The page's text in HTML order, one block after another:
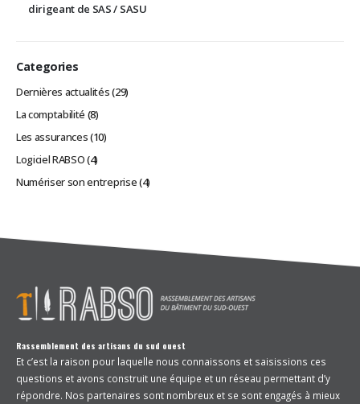
dirigeant de SAS / SASU
Categories
Dernières actualités(29)
La comptabilité (8)
Les assurances(10)
Logiciel RABSO(4)
Numériser son entreprise(4)
Rassemblement des artisans du sud ouest
Et c’est la raison pour laquelle nous connaissons et saisissions ces
questions et avons construit une équipe et un réseau permettant d’y
répondre. Nos partenaires sont nombreux et se sont engagés à mieux